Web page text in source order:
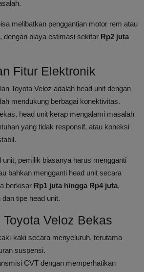
melibatkan penggantian motor rem atau
dengan biaya estimasi sekitar Rp2 juta
Fitur Elektronik
Toyota Veloz adalah head unit dengan
mendukung berbagai konektivitas.
head unit kerap mengalami masalah
yang tidak responsif, atau koneksi
unit, pemilik biasanya harus mengganti
bahkan mengganti head unit secara
berkisar Rp1 juta hingga Rp4 juta,
tipe head unit.
Veloz Bekas
kaki secara menyeluruh, terutama
suspensi.
CVT dengan memperhatikan